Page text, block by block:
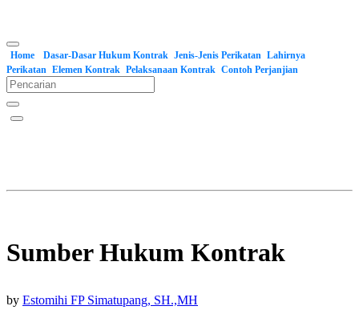
Home Dasar-Dasar Hukum Kontrak Jenis-Jenis Perikatan Lahirnya
Perikatan Elemen Kontrak Pelaksanaan Kontrak Contoh Perjanjian
Sumber Hukum Kontrak
by Estomihi FP Simatupang, SH.,MH